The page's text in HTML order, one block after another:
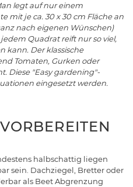
legt auf nur einem
mit je ca. 30 x 30 cm Fläche an
nach eigenen Wünschen)
Quadrat reift nur so viel,
kann. Der klassische
Tomaten, Gurken oder
Diese "Easy gardening"-
eingesetzt werden.
halbschattig liegen
sein. Dachziegel, Bretter oder
als Beet Abgrenzung